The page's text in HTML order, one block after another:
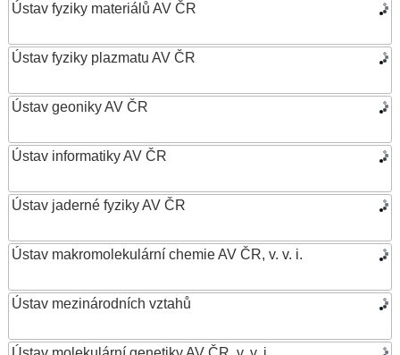
Ústav fyziky materiálů AV ČR
Ústav fyziky plazmatu AV ČR
Ústav geoniky AV ČR
Ústav informatiky AV ČR
Ústav jaderné fyziky AV ČR
Ústav makromolekulární chemie AV ČR, v. v. i.
Ústav mezinárodních vztahů